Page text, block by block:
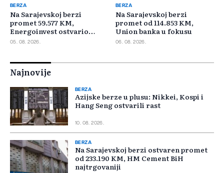
BERZA
Na Sarajevskoj berzi
promet 59.577 KM,
Energoinvest ostvario
najveći promet
05. 08. 2026.
BERZA
Na Sarajevskoj berzi
promet od 114.853 KM,
Union banka u fokusu
06. 08. 2026.
Najnovije
BERZA
Azijske berze u plusu: Nikkei, Kospi i
Hang Seng ostvarili rast
10. 08. 2026.
BERZA
Na Sarajevskoj berzi ostvaren promet
od 233.190 KM, HM Cement BiH
najtrgovaniji